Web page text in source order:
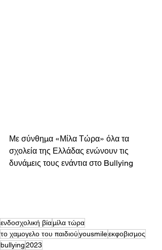
Με σύνθημα «Μίλα Τώρα» όλα τα
σχολεία της Ελλάδας ενώνουν τις
δυνάμεις τους ενάντια στο Bullying
ενδοσχολική βίαμίλα τώρα
το χαμογελο του παιδιούyousmileεκφοβισμος
bullying2023